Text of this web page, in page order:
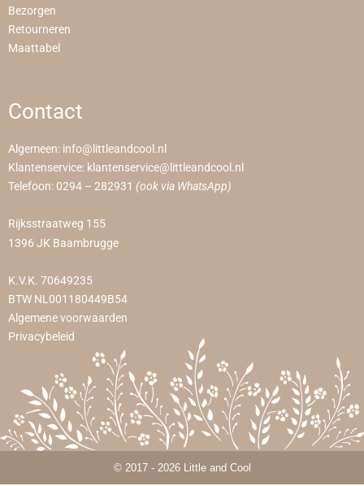
Bezorgen
Retourneren
Maattabel
Contact
Algemeen: info@littleandcool.nl
Klantenservice: klantenservice@littleandcool.nl
Telefoon: 0294 – 282931 (ook via WhatsApp)
Rijksstraatweg 155
1396 JK Baambrugge
K.V.K. 70649235
BTW NL001180449B54
Algemene voorwaarden
Privacybeleid
© 2017 - 2026 Little and Cool